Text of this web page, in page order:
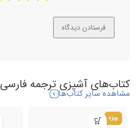
کتاب‌های آشپزی ترجمه فارسی
مشاهده سایر کتاب‌ها
ویژه